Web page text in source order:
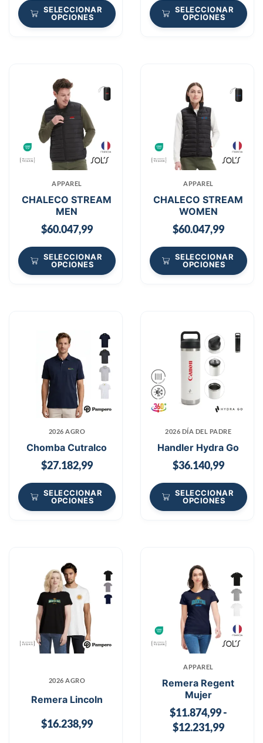
SELECCIONAR
OPCIONES
SELECCIONAR
OPCIONES
APPAREL
CHALECO STREAM
MEN
$60.047,99
SELECCIONAR
OPCIONES
APPAREL
CHALECO STREAM
WOMEN
$60.047,99
SELECCIONAR
OPCIONES
2026 AGRO
Chomba Cutralco
$27.182,99
SELECCIONAR
OPCIONES
2026 DÍA DEL PADRE
Handler Hydra Go
$36.140,99
SELECCIONAR
OPCIONES
2026 AGRO
Remera Lincoln
$16.238,99
APPAREL
Remera Regent
Mujer
$11.874,99-
$12.231,99